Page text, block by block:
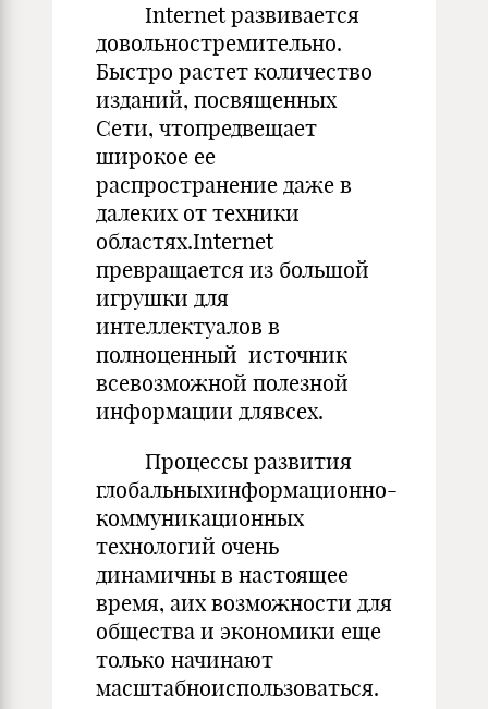
Internet развивается
довольностремительно.
Быстро растет количество
изданий, посвященных
Сети, чтопредвещает
широкое ее
распространение даже в
далеких от техники
областях.Internet
превращается из большой
игрушки для
интеллектуалов в
полноценный источник
всевозможной полезной
информации длявсех.
Процессы развития
глобальныхинформационно-
коммуникационных
технологий очень
динамичны в настоящее
время, аих возможности для
общества и экономики еще
только начинают
масштабноиспользоваться.